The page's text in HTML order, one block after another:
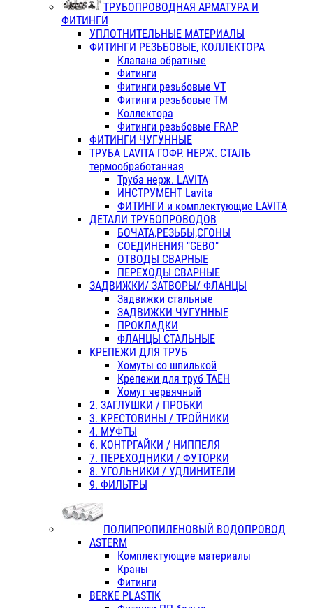
ТРУБОПРОВОДНАЯ АРМАТУРА И
ФИТИНГИ
УПЛОТНИТЕЛЬНЫЕ МАТЕРИАЛЫ
ФИТИНГИ РЕЗЬБОВЫЕ, КОЛЛЕКТОРА
Клапана обратные
Фитинги
Фитинги резьбовые VT
Фитинги резьбовые ТМ
Коллектора
Фитинги резьбовые FRAP
ФИТИНГИ ЧУГУННЫЕ
ТРУБА LAVITA ГОФР. НЕРЖ. СТАЛЬ
термообработанная
Труба нерж. LAVITA
ИНСТРУМЕНТ Lavita
ФИТИНГИ и комплектующие LAVITA
ДЕТАЛИ ТРУБОПРОВОДОВ
БОЧАТА,РЕЗЬБЫ,СГОНЫ
СОЕДИНЕНИЯ "GEBO"
ОТВОДЫ СВАРНЫЕ
ПЕРЕХОДЫ СВАРНЫЕ
ЗАДВИЖКИ/ ЗАТВОРЫ/ ФЛАНЦЫ
Задвижки стальные
ЗАДВИЖКИ ЧУГУННЫЕ
ПРОКЛАДКИ
ФЛАНЦЫ СТАЛЬНЫЕ
КРЕПЕЖИ ДЛЯ ТРУБ
Хомуты со шпилькой
Крепежи для труб ТАЕН
Хомут червячный
2. ЗАГЛУШКИ / ПРОБКИ
3. КРЕСТОВИНЫ / ТРОЙНИКИ
4. МУФТЫ
6. КОНТРГАЙКИ / НИППЕЛЯ
7. ПЕРЕХОДНИКИ / ФУТОРКИ
8. УГОЛЬНИКИ / УДЛИНИТЕЛИ
9. ФИЛЬТРЫ
ПОЛИПРОПИЛЕНОВЫЙ ВОДОПРОВОД
ASTERM
Комплектующие материалы
Краны
Фитинги
BERKE PLASTIK